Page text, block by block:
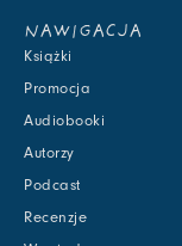
NAWIGACJA
Książki
Promocja
Audiobooki
Autorzy
Podcast
Recenzje